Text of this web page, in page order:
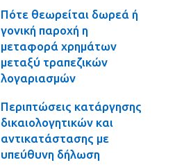
Πότε θεωρείται δωρεά ή
γονική παροχή η
μεταφορά χρημάτων
μεταξύ τραπεζικών
λογαριασμών
Περιπτώσεις κατάργησης
δικαιολογητικών και
αντικατάστασης με
υπεύθυνη δήλωση